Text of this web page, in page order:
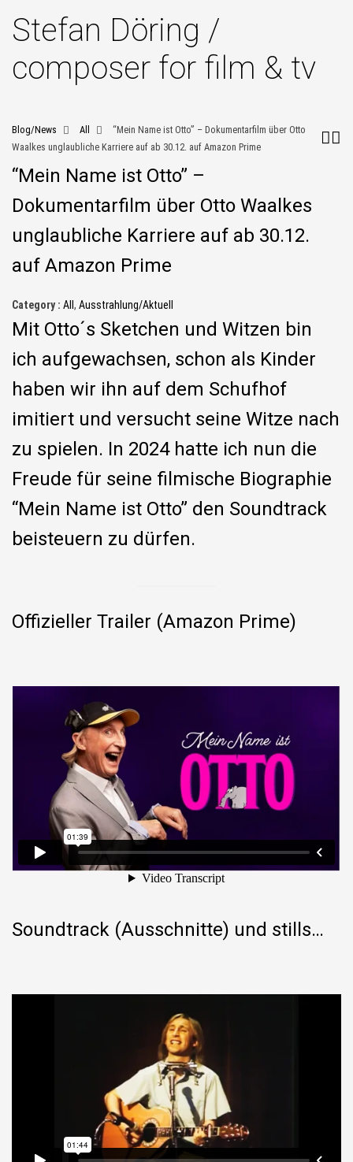
Stefan Döring /
composer for film & tv
Blog/News All
“Mein Name ist Otto” – Dokumentarfilm über Otto
Waalkes unglaubliche Karriere auf ab 30.12. auf Amazon Prime
“Mein Name ist Otto” –
Dokumentarfilm über Otto Waalkes
unglaubliche Karriere auf ab 30.12.
auf Amazon Prime
Category : All , Ausstrahlung/Aktuell
Mit Otto´s Sketchen und Witzen bin
ich aufgewachsen, schon als Kinder
haben wir ihn auf dem Schufhof
imitiert und versucht seine Witze nach
zu spielen. In 2024 hatte ich nun die
Freude für seine filmische Biographie
“Mein Name ist Otto” den Soundtrack
beisteuern zu dürfen.
Offizieller Trailer (Amazon Prime)
Soundtrack (Ausschnitte) und stills…